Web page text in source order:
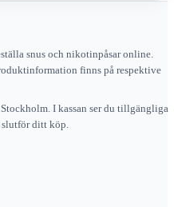
snus och nikotinpåsar online.
finns på respektive
I kassan ser du tillgängliga
ditt köp.